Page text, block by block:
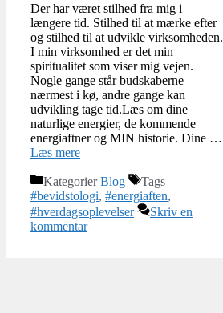
Der har været stilhed fra mig i
længere tid. Stilhed til at mærke efter
og stilhed til at udvikle virksomheden.
I min virksomhed er det min
spiritualitet som viser mig vejen.
Nogle gange står budskaberne
nærmest i kø, andre gange kan
udvikling tage tid.Læs om dine
naturlige energier, de kommende
energiaftner og MIN historie. Dine …
Læs mere
KategorierBlog
Tags
#bevidstologi, #energiaften,
#hverdagsoplevelser
Skriv en
kommentar